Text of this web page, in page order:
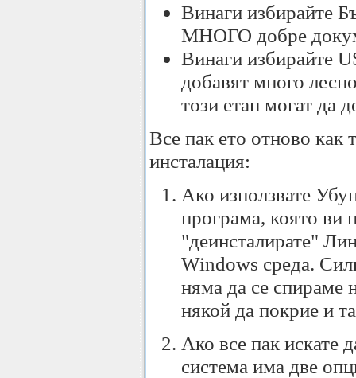
Винаги избирайте
МНОГО добре
Винаги избирайте
добавят много
този етап могат да
Все пак ето отново как
инсталация:
Ако използвате
програма, която ви
"деинсталирате"
Windows среда.
няма да се спираме
някой да покрие и
Ако все пак искате
система има две